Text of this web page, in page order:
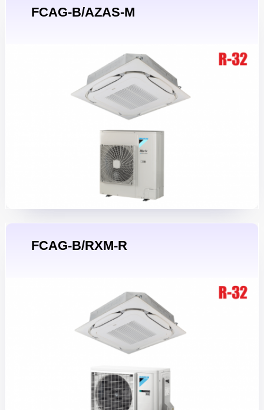
FCAG-B/AZAS-M
FCAG-B/RXM-R